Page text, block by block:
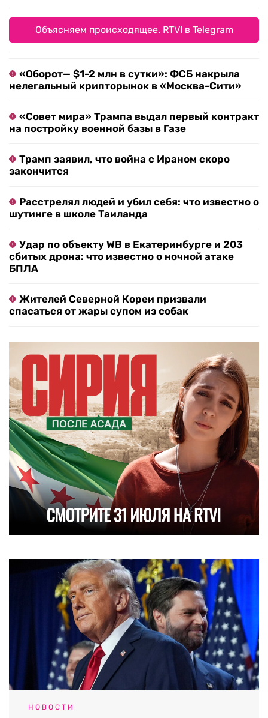
Объясняем происходящее. RTVI в Telegram
«Оборот— $1-2 млн в сутки»: ФСБ накрыла
нелегальный крипторынок в «Москва-Сити»
«Совет мира» Трампа выдал первый контракт
на постройку военной базы в Газе
Трамп заявил, что война с Ираном скоро
закончится
Расстрелял людей и убил себя: что известно о
шутинге в школе Таиланда
Удар по объекту WB в Екатеринбурге и 203
сбитых дрона: что известно о ночной атаке
БПЛА
Жителей Северной Кореи призвали
спасаться от жары супом из собак
НОВОСТИ